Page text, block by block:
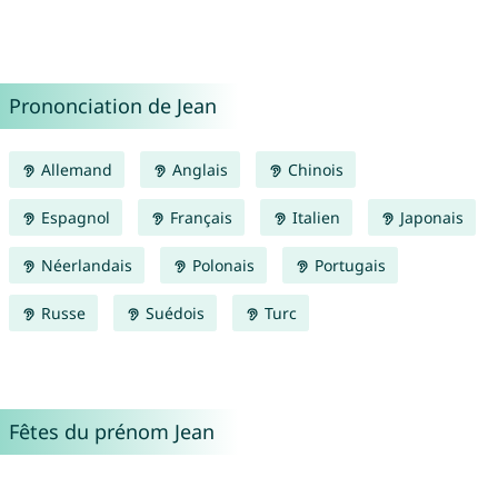
Prononciation de Jean
Allemand Anglais Chinois
Espagnol Français Italien Japonais
Néerlandais Polonais Portugais
Russe Suédois Turc
Fêtes du prénom Jean